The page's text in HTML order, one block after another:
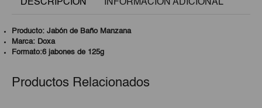
DESCRIPCIÓN INFORMACIÓN ADICIONAL
Producto: Jabón de Baño Manzana
Marca: Doxa
Formato:6 jabones de 125g
Productos Relacionados